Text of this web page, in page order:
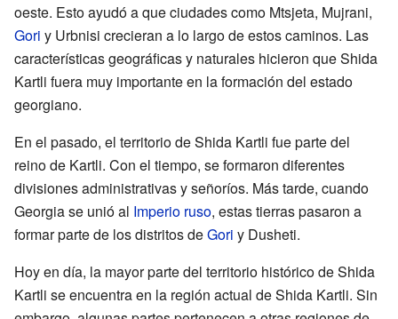
oeste. Esto ayudó a que ciudades como Mtsjeta, Mujrani,
Gori y Urbnisi crecieran a lo largo de estos caminos. Las
características geográficas y naturales hicieron que Shida
Kartli fuera muy importante en la formación del estado
georgiano.
En el pasado, el territorio de Shida Kartli fue parte del
reino de Kartli. Con el tiempo, se formaron diferentes
divisiones administrativas y señoríos. Más tarde, cuando
Georgia se unió al Imperio ruso, estas tierras pasaron a
formar parte de los distritos deGori y Dusheti.
Hoy en día, la mayor parte del territorio histórico de Shida
Kartli se encuentra en la región actual de Shida Kartli. Sin